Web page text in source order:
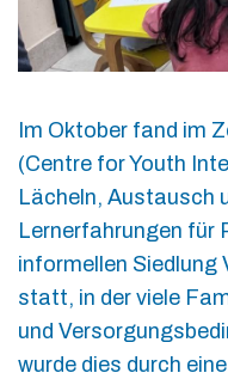
Im Oktober fand im
(Centre for Youth
Lächeln, Austausch
Lernerfahrungen für
informellen Siedlung
statt, in der viele
und
wurde dies durch